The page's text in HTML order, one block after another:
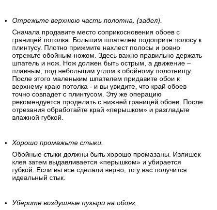
Отрежьте верхнюю часть полотна. (задел).
Сначала продавите место соприкосновения обоев с
границей потолка. Большим шпателем подоприте полосу к
плинтусу. Плотно прижмите нахлест полосы и ровно
отрежьте обойным ножом. Здесь важно правильно держать
шпатель и нож. Нож должен быть острым, а движение –
плавным, под небольшим углом к обойному полотнищу.
После этого маленьким шпателем придавите обои к
верхнему краю потолка - и вы увидите, что край обоев
точно совпадет с плинтусом. Эту же операцию
рекомендуется проделать с нижней границей обоев. После
отрезания обработайте край «перышком» и разгладьте
влажной губкой.
Хорошо промажьте стыки.
Обойные стыки должны быть хорошо промазаны. Излишек
клея затем выдавливается «перышком» и убирается
губкой. Если вы все сделали верно, то у вас получится
идеальный стык.
Уберите воздушные пузыри на обоях.